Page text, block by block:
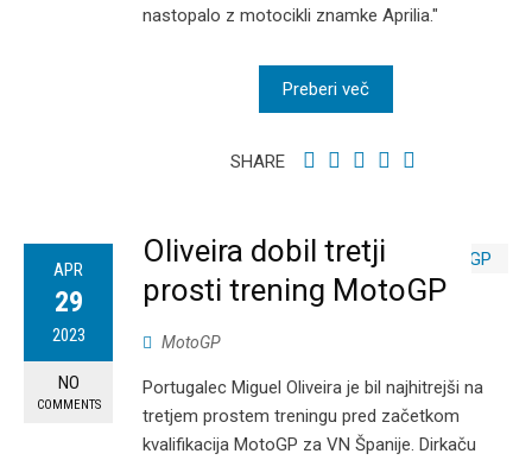
nastopalo z motocikli znamke Aprilia."
Preberi več
SHARE
APR
29
2023
NO
COMMENTS
Oliveira dobil tretji
prosti trening MotoGP
MotoGP
Portugalec Miguel Oliveira je bil najhitrejši na
tretjem prostem treningu pred začetkom
kvalifikacija MotoGP za VN Španije. Dirkaču